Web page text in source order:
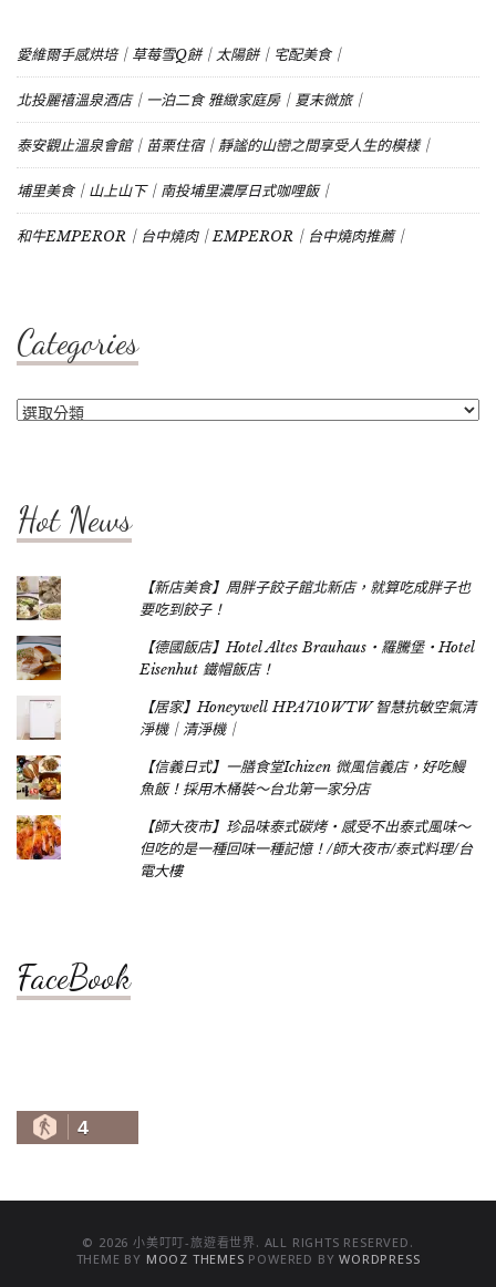
愛維爾手感烘培｜草莓雪Q餅｜太陽餅｜宅配美食｜
北投麗禧溫泉酒店｜一泊二食 雅緻家庭房｜夏末微旅｜
泰安觀止溫泉會館｜苗栗住宿｜靜謐的山巒之間享受人生的模樣｜
埔里美食｜山上山下｜南投埔里濃厚日式咖哩飯｜
和牛EMPEROR｜台中燒肉｜EMPEROR｜台中燒肉推薦｜
Categories
Categories
Hot News
【新店美食】周胖子餃子館北新店，就算吃成胖子也
要吃到餃子！
【德國飯店】Hotel Altes Brauhaus‧羅騰堡‧Hotel
Eisenhut 鐵帽飯店！
【居家】Honeywell HPA710WTW 智慧抗敏空氣清
淨機｜清淨機｜
【信義日式】一膳食堂Ichizen 微風信義店，好吃鰻
魚飯！採用木桶裝～台北第一家分店
【師大夜市】珍品味泰式碳烤‧感受不出泰式風味～
但吃的是一種回味一種記憶！/師大夜市/泰式料理/台
電大樓
FaceBook
4
© 2026 小美叮叮-旅遊看世界. ALL RIGHTS RESERVED.
THEME BY MOOZ THEMES POWERED BYWORDPRESS